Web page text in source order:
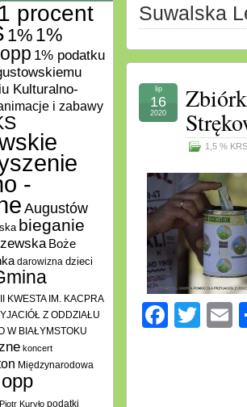
Suwalska
1,5 %
lip
16
2020
1 procent
1% 1%
1% podatku
Kulturalno-
i zabawy
-
Augustów
bieganie
Boże
darowizna dzieci
KWESTA IM. KACPRA
Z ODDZIAŁU
W BIAŁYMSTOKU
koncert
Międzynarodowa
opp
Piotr Kuryło podatki